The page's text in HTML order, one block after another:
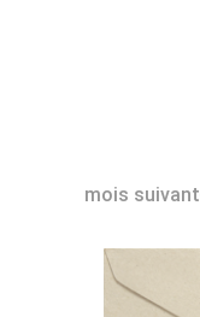
mois suivant